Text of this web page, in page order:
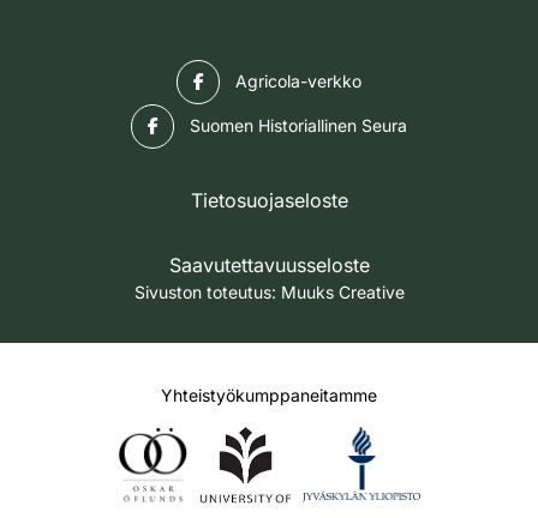
Agricola-verkko
Suomen Historiallinen Seura
Tietosuojaseloste
Saavutettavuusseloste
Sivuston toteutus: Muuks Creative
Yhteistyökumppaneitamme